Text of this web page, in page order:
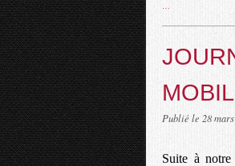
…
Publié le 28
Suite à